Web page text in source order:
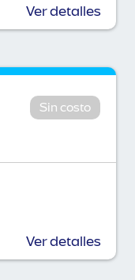
Ver detalles
Sin costo
Ver detalles